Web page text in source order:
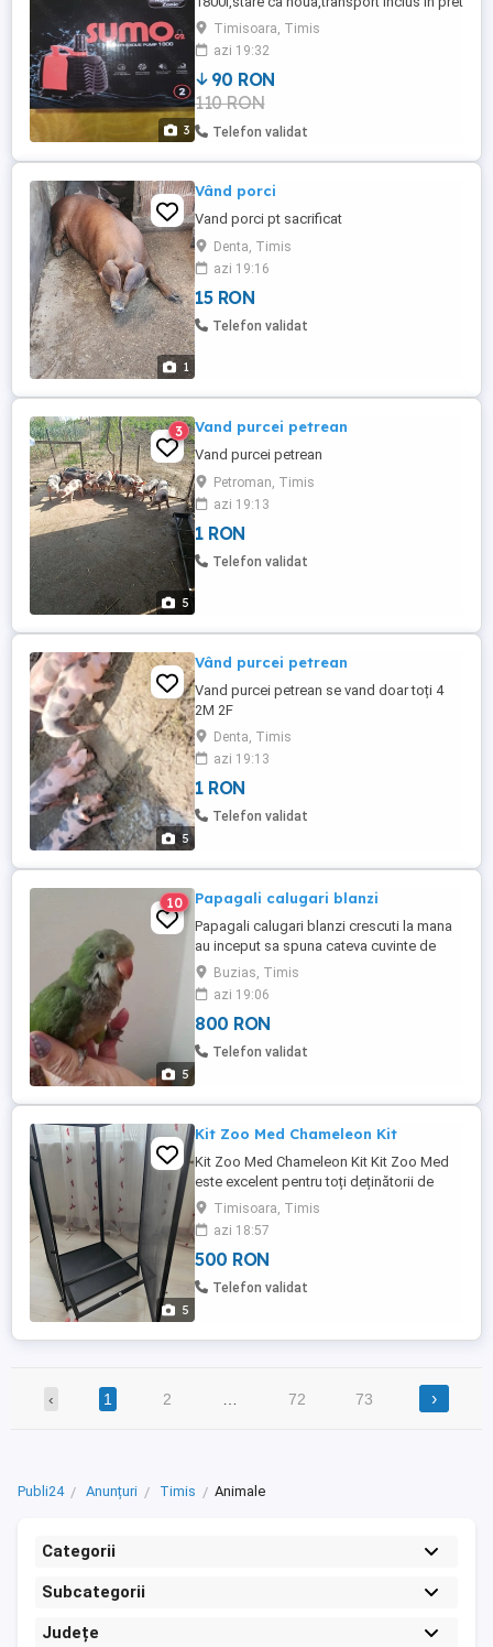
3
Timisoara, Timis
azi 19:32
90 RON
110 RON
Telefon validat
1
Vând porci
Vand porci pt sacrificat
Denta, Timis
azi 19:16
15 RON
Telefon validat
5
3 Vand purcei petrean
Vand purcei petrean
Petroman, Timis
azi 19:13
1 RON
Telefon validat
5
Vând purcei petrean
Vand purcei petrean se vand doar toți 4
2M 2F
Denta, Timis
azi 19:13
1 RON
Telefon validat
5
10 Papagali calugari blanzi
Papagali calugari blanzi crescuti la mana
au inceput sa spuna cateva cuvinte de
vanzare Bizias tel pretul in functie de
varsta si culoare
Buzias, Timis
azi 19:06
800 RON
Telefon validat
5
Kit Zoo Med Chameleon Kit
Kit Zoo Med Chameleon Kit Kit Zoo Med
este excelent pentru toți deținătorii de
cameleoni. Terariu are dimensiunile 41x76
cm. Setul de iluminat cu becuri incluse (se
poate vedea poză, cu cutia de la becuri).
Termometru digital pe baterie. Terariu în
stare foarte bună, dar sita are defecte mici
Timisoara, Timis
azi 18:57
500 RON
Telefon validat
‹ 1 2 72 73 ›
Publi24 Anunțuri Timis Animale
Categorii
Subcategorii
Județe